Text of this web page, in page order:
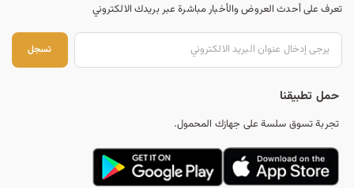
تعرف على أحدث العروض والأخبار مباشرة عبر بريدك الالكتروني
تسجل
حمل تطبيقنا
تجربة تسوق سلسة على جهازك المحمول.